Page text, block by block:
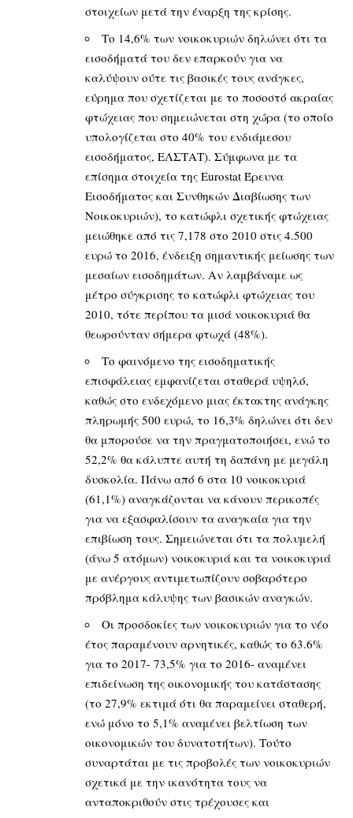
στοιχείων μετά την έναρξη της κρίσης.
Το 14,6% των νοικοκυριών δηλώνει ότι τα
εισοδήματά του δεν επαρκούν για να
καλύψουν ούτε τις βασικές τους ανάγκες,
εύρημα που σχετίζεται με το ποσοστό ακραίας
φτώχειας που σημειώνεται στη χώρα (το οποίο
υπολογίζεται στο 40% του ενδιάμεσου
εισοδήματος, ΕΛΣΤΑΤ). Σύμφωνα με τα
επίσημα στοιχεία της Eurostat Έρευνα
Εισοδήματος και Συνθηκών Διαβίωσης των
Νοικοκυριών), το κατώφλι σχετικής φτώχειας
μειώθηκε από τις 7,178 στο 2010 στις 4.500
ευρώ το 2016, ένδειξη σημαντικής μείωσης των
μεσαίων εισοδημάτων. Αν λαμβάναμε ως
μέτρο σύγκρισης το κατώφλι φτώχειας του
2010, τότε περίπου τα μισά νοικοκυριά θα
θεωρούνταν σήμερα φτωχά (48%).
Το φαινόμενο της εισοδηματικής
επισφάλειας εμφανίζεται σταθερά υψηλό,
καθώς στο ενδεχόμενο μιας έκτακτης ανάγκης
πληρωμής 500 ευρώ, το 16,3% δηλώνει ότι δεν
θα μπορούσε να την πραγματοποιήσει, ενώ το
52,2% θα κάλυπτε αυτή τη δαπάνη με μεγάλη
δυσκολία. Πάνω από 6 στα 10 νοικοκυριά
(61,1%) αναγκάζονται να κάνουν περικοπές
για να εξασφαλίσουν τα αναγκαία για την
επιβίωση τους. Σημειώνεται ότι τα πολυμελή
(άνω 5 ατόμων) νοικοκυριά και τα νοικοκυριά
με ανέργους αντιμετωπίζουν σοβαρότερο
πρόβλημα κάλυψης των βασικών αναγκών.
Οι προσδοκίες των νοικοκυριών για το νέο
έτος παραμένουν αρνητικές, καθώς το 63.6%
για το 2017- 73,5% για το 2016- αναμένει
επιδείνωση της οικονομικής του κατάστασης
(το 27,9% εκτιμά ότι θα παραμείνει σταθερή,
ενώ μόνο το 5,1% αναμένει βελτίωση των
οικονομικών του δυνατοτήτων). Τούτο
συναρτάται με τις προβολές των νοικοκυριών
σχετικά με την ικανότητα τους να
ανταποκριθούν στις τρέχουσες και